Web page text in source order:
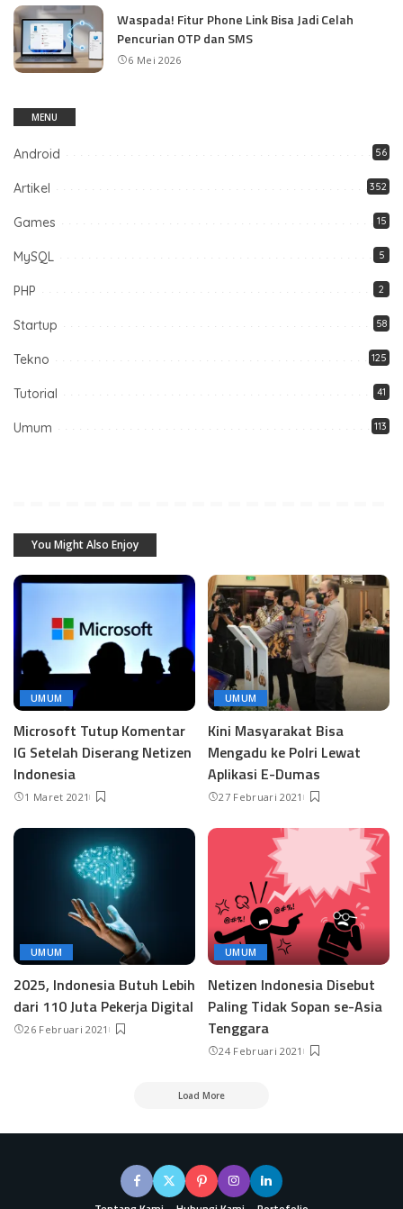
Waspada! Fitur Phone Link Bisa Jadi Celah
Pencurian OTP dan SMS
6 Mei 2026
MENU
Android 56
Artikel 352
Games 15
MySQL 5
PHP 2
Startup 58
Tekno 125
Tutorial 41
Umum 113
You Might Also Enjoy
UMUM
Microsoft Tutup Komentar
IG Setelah Diserang Netizen
Indonesia
1 Maret 2021
UMUM
Kini Masyarakat Bisa
Mengadu ke Polri Lewat
Aplikasi E-Dumas
27 Februari 2021
UMUM
2025, Indonesia Butuh Lebih
dari 110 Juta Pekerja Digital
26 Februari 2021
UMUM
Netizen Indonesia Disebut
Paling Tidak Sopan se-Asia
Tenggara
24 Februari 2021
Load More